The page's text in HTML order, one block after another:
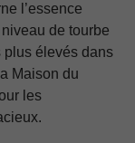
l’essence
de tourbe
plus élevés dans
Maison du
les